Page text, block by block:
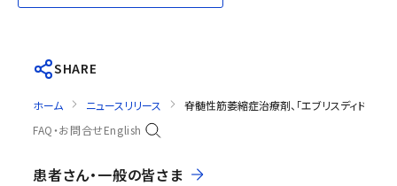
SHARE
ホーム ニュースリリース
脊髄性筋萎縮症治療剤、「エブリスディドライ
FAQ・お問合せEnglish
患者さん・一般の皆さま